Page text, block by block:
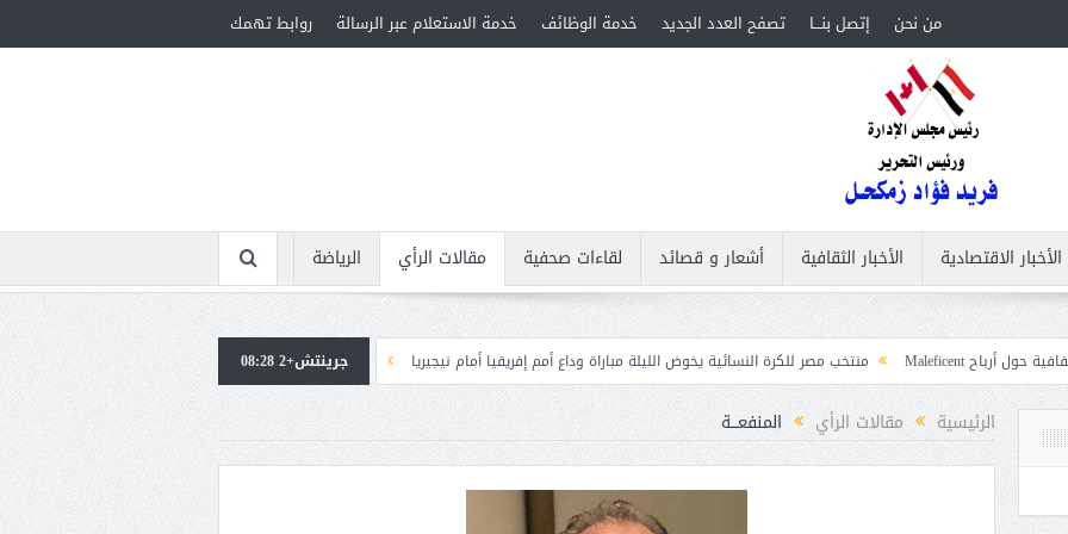
من نحن إتصل بنـــا تصفح العدد الجديد خدمة الوظائف خدمة الاستعلام عبر الرسالة روابط تهمك
الأخبار الاقتصادية الأخبار الثقافية أشعار و قصائد لقاءات صحفية مقالات الرأي
الرياضة
منتخب مصر للكرة النسائية يخوض الليلة مباراة وداع أمم إفريقيا أمام نيجيريا
استقبال جماهيرى حاشد لمحمد صلاح لدى وصوله إلى تركيا لإتمام انتقاله إلى
جرينتش+2 08:28
الرئيسية مقالات الرأي المنفعـــة